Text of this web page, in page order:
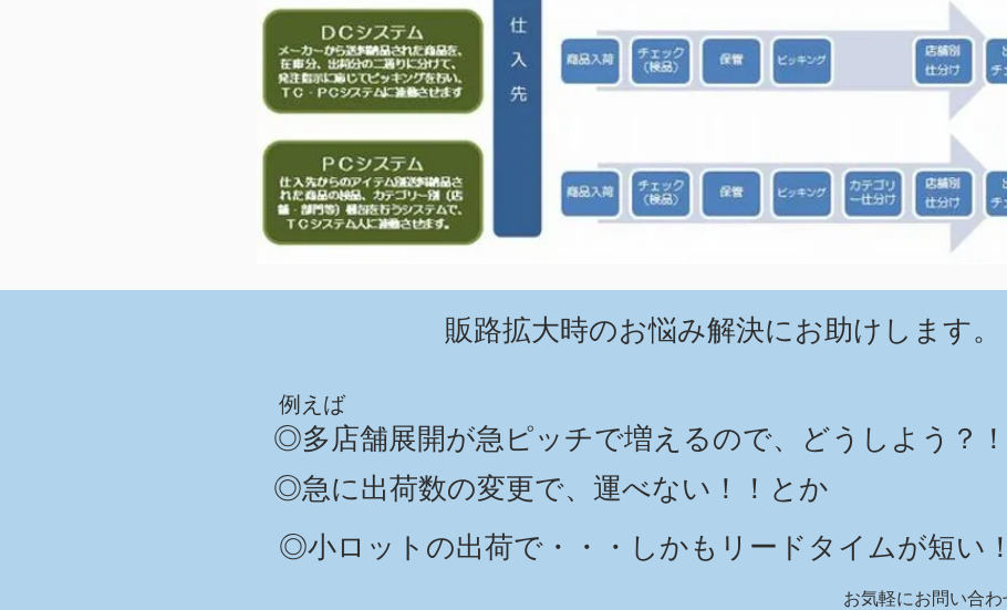
​販路拡大時のお悩み解決にお助けします。
​例えば
​◎多店舗展開が急ピッチで増えるので、どうしよう？
​◎急に出荷数の変更で、運べない！！とか
​◎小ロットの出荷で・・・しかもリードタイムが短い
お気軽にお問い合